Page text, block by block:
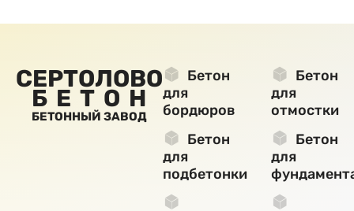
СЕРТОЛОВО
БЕТОН
БЕТОННЫЙ ЗАВОД
Бетон
для
бордюров
Бетон
для
отмостки
Бетон
для
подбетонки
Бетон
для